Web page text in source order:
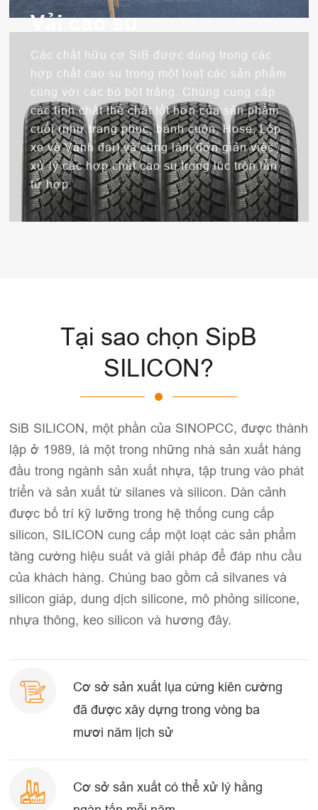
Vải cao su
Các chất hữu cơ SiB được dùng trong các
hợp chất cao su trong một loạt các sản phẩm
cùng với các bó bột trắng. Chúng cung cấp
các tính chất thể chất tốt hơn của sản phẩm
cuối (như trang phục, bánh cuộn, Hose, Lốp
xe và Vành đai) và cũng làm đơn giản việc
xử lý các hợp chất cao su trong lúc trộn lẫn
tứ hợp.
Tại sao chọn SipB
SILICON?
SiB SILICON, một phần của SINOPCC, được thành
lập ở 1989, là một trong những nhà sản xuất hàng
đầu trong ngành sản xuất nhựa, tập trung vào phát
triển và sản xuất từ silanes và silicon. Dàn cảnh
được bố trí kỹ lưỡng trong hệ thống cung cấp
silicon, SILICON cung cấp một loạt các sản phẩm
tăng cường hiệu suất và giải pháp để đáp nhu cầu
của khách hàng. Chúng bao gồm cả silvanes và
silicon giáp, dung dịch silicone, mô phỏng silicone,
nhựa thông, keo silicon và hương đây.
Cơ sở sản xuất lụa cứng kiên cường
đã được xây dựng trong vòng ba
mươi năm lịch sử
Cơ sở sản xuất có thể xử lý hằng